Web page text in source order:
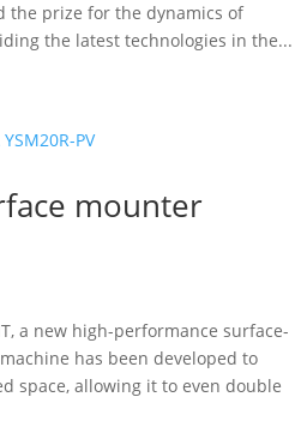
the prize for the dynamics of
the latest technologies in the...
mounter
a new high-performance surface-
has been developed to
space, allowing it to even double